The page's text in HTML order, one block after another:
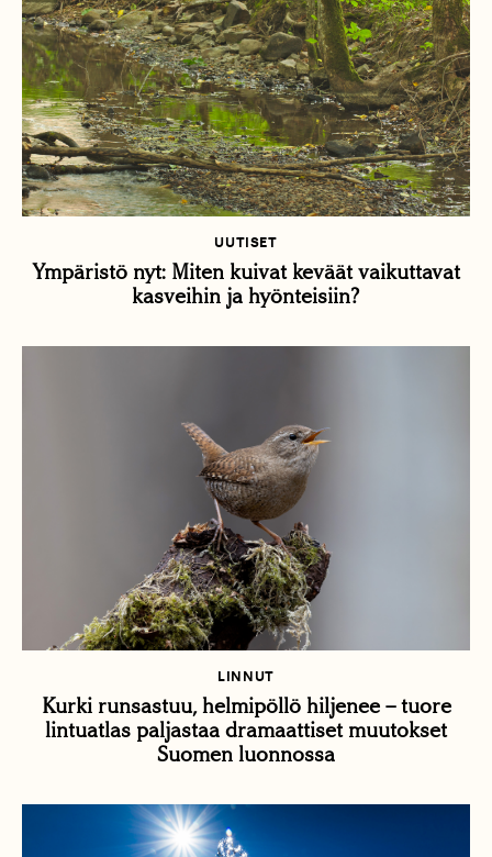
UUTISET
Ympäristö nyt: Miten kuivat keväät vaikuttavat
kasveihin ja hyönteisiin?
LINNUT
Kurki runsastuu, helmipöllö hiljenee – tuore
lintuatlas paljastaa dramaattiset muutokset
Suomen luonnossa